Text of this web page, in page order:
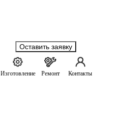
Оставить заявку
Изготовление Ремонт Контакты